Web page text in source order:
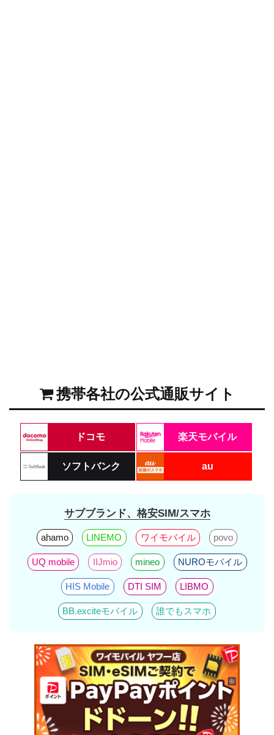
携帯各社の公式通販サイト
ドコモ 楽天モバイル
ソフトバンク au
サブブランド、格安SIM/スマホ
ahamo LINEMO ワイモバイル povo
UQ mobile IIJmio mineo NUROモバイル
HIS Mobile DTI SIM LIBMO
BB.exciteモバイル 誰でもスマホ